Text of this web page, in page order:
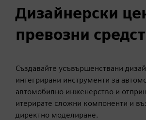
Дизайнерски
превозни
Създавайте усъвършенствани
интегрирани инструменти за
автомобилно инженерство и
итерирате сложни компоненти и
директно моделиране.